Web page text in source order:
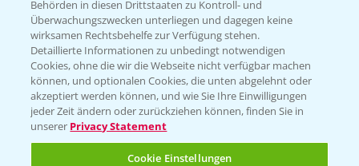
Beratung auf WhatsApp
T.+49 (0)174 346 564 1
KONTAKT
Hilfe in Notfällen
T.+49 (0)214/30-20220
Behörden in diesen Drittstaaten zu Kontroll- und
Überwachungszwecken unterliegen und dagegen keine
wirksamen Rechtsbehelfe zur Verfügung stehen.
Detaillierte Informationen zu unbedingt notwendigen
Cookies, ohne die wir die Webseite nicht verfügbar machen
können, und optionalen Cookies, die unten abgelehnt oder
akzeptiert werden können, und wie Sie Ihre Einwilligungen
jeder Zeit ändern oder zurückziehen können, finden Sie in
unserer Privacy Statement
Cookie Einstellungen